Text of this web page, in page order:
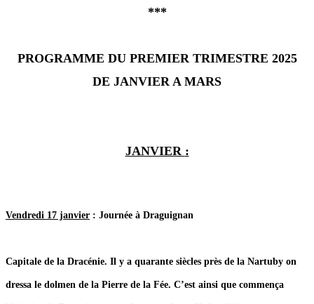
***
PROGRAMME DU PREMIER TRIMESTRE 2025
DE JANVIER A MARS
JANVIER :
Vendredi 17 janvier : Journée à Draguignan
Capitale de la Dracénie. Il y a quarante siècles près de la Nartuby on
dressa le dolmen de la Pierre de la Fée. C’est ainsi que commença